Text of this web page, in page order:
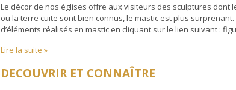
Le décor de nos églises offre aux visiteurs des sculptures dont
ou la terre cuite sont bien connus, le mastic est plus
d’éléments réalisés en mastic en cliquant sur le lien suivant :
Lire la suite »
DECOUVRIR ET CONNAÎTRE